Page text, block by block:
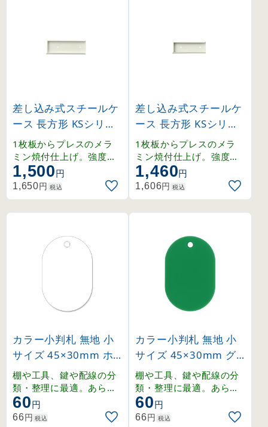
差し込み式スチールケ
ース 長方形 KSシリー
ズ 内寸40×120mm (2
28060)
1枚板からプレスのメラ
ミン焼付仕上げ。強度、
耐熱・耐候性に優れたス
チール製ケース。
1,500円
1,650円 税込
差し込み式スチールケ
ース 長方形 KSシリー
ズ 内寸35×100mm (2
28070)
1枚板からプレスのメラ
ミン焼付仕上げ。強度、
耐熱・耐候性に優れたス
チール製ケース。
1,460円
1,606円 税込
カラー小判札 無地 小
サイズ 45×30mm ホ
ワイト (200011)
棚や工具、鍵や配線の分
類・整理に最適。あらゆ
る場面で活躍するスチロ
ール製の無地小判札。
60円
66円 税込
カラー小判札 無地 小
サイズ 45×30mm グ
リーン (200012)
棚や工具、鍵や配線の分
類・整理に最適。あらゆ
る場面で活躍するスチロ
ール製の無地小判札。
60円
66円 税込